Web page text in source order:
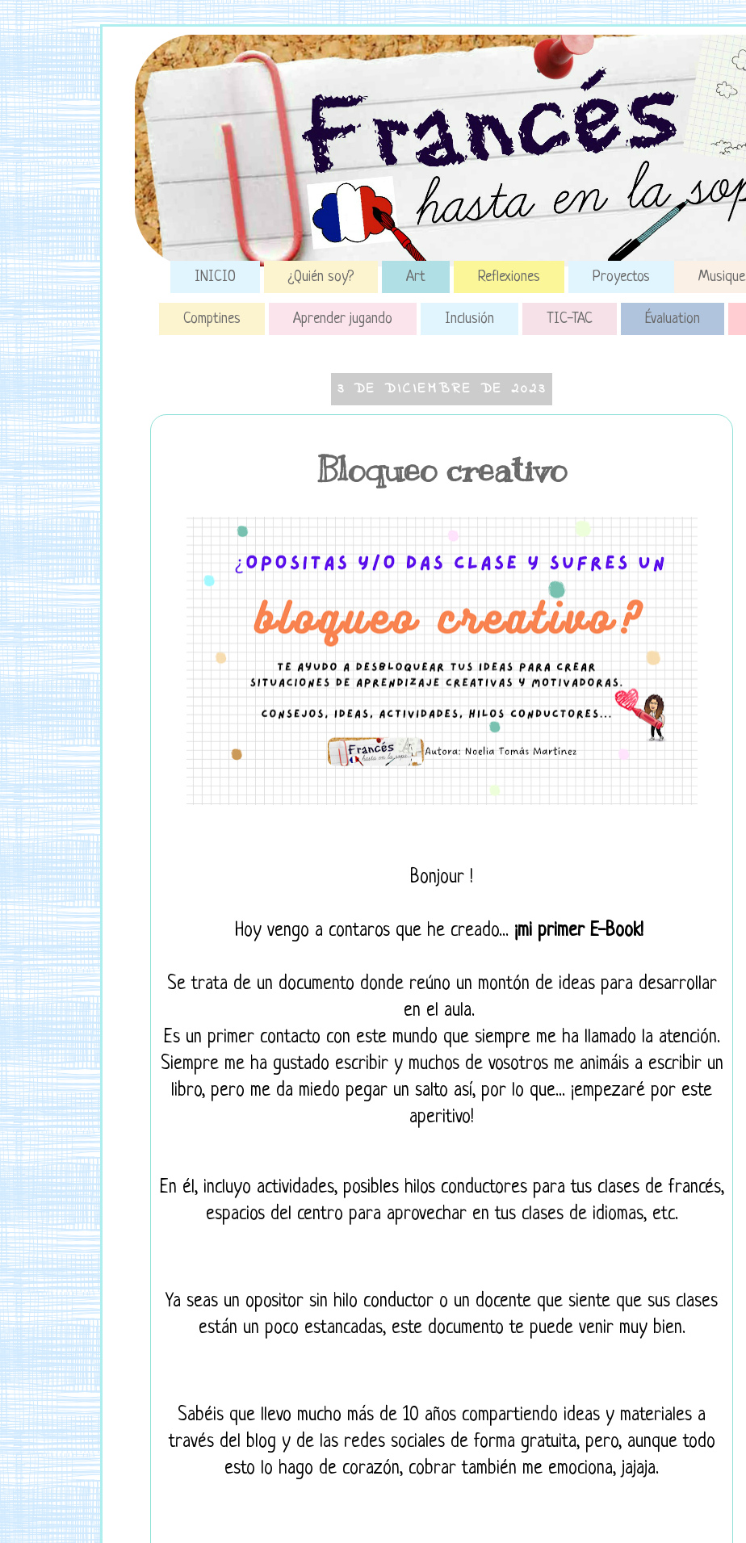
INICIO ¿Quién soy? Art Reflexiones Proyectos Musique
Comptines Aprender jugando Inclusión TIC-TAC Évaluation
3 DE DICIEMBRE DE 2023
Bloqueo creativo
Bonjour !
Hoy vengo a contaros que he creado... ¡mi primer E-Book!
Se trata de un documento donde reúno un montón de ideas para desarrollar
en el aula.
Es un primer contacto con este mundo que siempre me ha llamado la atención.
Siempre me ha gustado escribir y muchos de vosotros me animáis a escribir un
libro, pero me da miedo pegar un salto así, por lo que... ¡empezaré por este
aperitivo!
En él, incluyo actividades, posibles hilos conductores para tus clases de francés,
espacios del centro para aprovechar en tus clases de idiomas, etc.
Ya seas un opositor sin hilo conductor o un docente que siente que sus clases
están un poco estancadas, este documento te puede venir muy bien.
Sabéis que llevo mucho más de 10 años compartiendo ideas y materiales a
través del blog y de las redes sociales de forma gratuita, pero, aunque todo
esto lo hago de corazón, cobrar también me emociona, jajaja.